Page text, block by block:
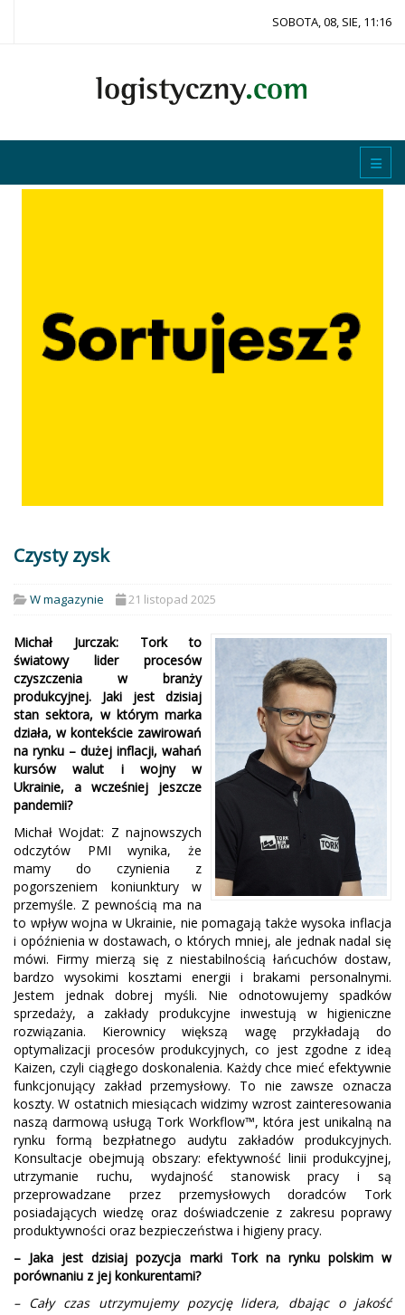
SOBOTA, 08, SIE, 11:16
Czysty zysk
W magazynie 21 listopad 2025
Michał Jurczak: Tork to
światowy lider procesów
czyszczenia w branży
produkcyjnej. Jaki jest dzisiaj
stan sektora, w którym marka
działa, w kontekście zawirowań
na rynku – dużej inflacji, wahań
kursów walut i wojny w
Ukrainie, a wcześniej jeszcze
pandemii?
Michał Wojdat: Z najnowszych
odczytów PMI wynika, że
mamy do czynienia z
pogorszeniem koniunktury w
przemyśle. Z pewnością ma na
to wpływ wojna w Ukrainie, nie pomagają także wysoka inflacja
i opóźnienia w dostawach, o których mniej, ale jednak nadal się
mówi. Firmy mierzą się z niestabilnością łańcuchów dostaw,
bardzo wysokimi kosztami energii i brakami personalnymi.
Jestem jednak dobrej myśli. Nie odnotowujemy spadków
sprzedaży, a zakłady produkcyjne inwestują w higieniczne
rozwiązania. Kierownicy większą wagę przykładają do
optymalizacji procesów produkcyjnych, co jest zgodne z ideą
Kaizen, czyli ciągłego doskonalenia. Każdy chce mieć efektywnie
funkcjonujący zakład przemysłowy. To nie zawsze oznacza
koszty. W ostatnich miesiącach widzimy wzrost zainteresowania
naszą darmową usługą Tork Workflow™, która jest unikalną na
rynku formą bezpłatnego audytu zakładów produkcyjnych.
Konsultacje obejmują obszary: efektywność linii produkcyjnej,
utrzymanie ruchu, wydajność stanowisk pracy i są
przeprowadzane przez przemysłowych doradców Tork
posiadających wiedzę oraz doświadczenie z zakresu poprawy
produktywności oraz bezpieczeństwa i higieny pracy.
– Jaka jest dzisiaj pozycja marki Tork na rynku polskim w
porównaniu z jej konkurentami?
– Cały czas utrzymujemy pozycję lidera, dbając o jakość